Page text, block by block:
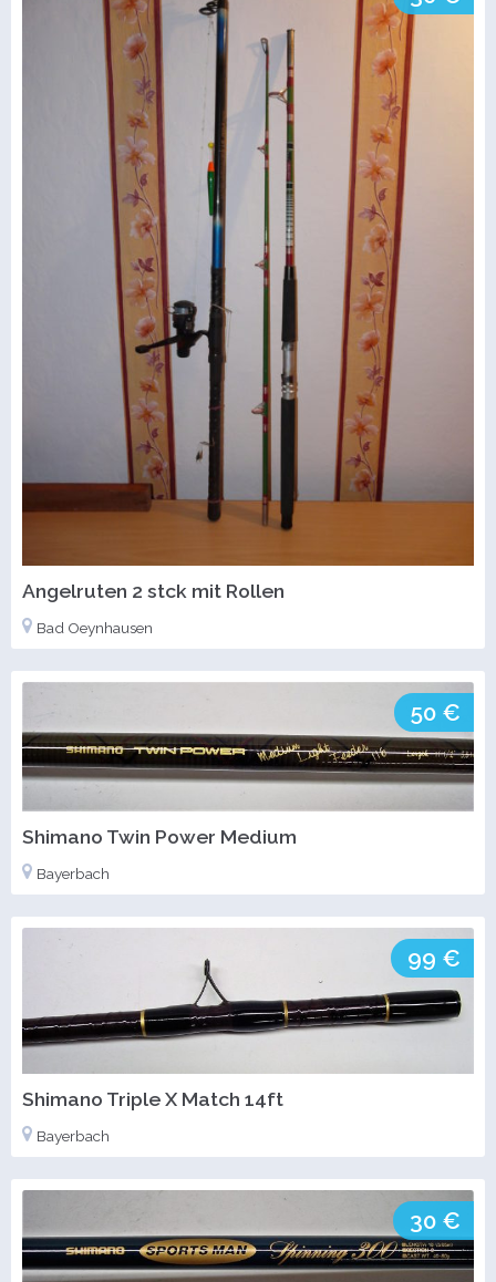
Angelruten 2 stck mit Rollen
Bad Oeynhausen
50 €
Shimano Twin Power Medium
Bayerbach
99 €
Shimano Triple X Match 14ft
Bayerbach
30 €